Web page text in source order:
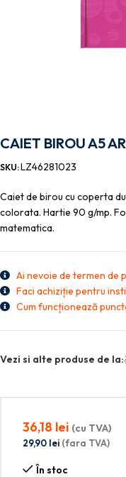
CAIET BIROU A5
SKU:LZ46281023
Caiet de birou cu coperta
colorata. Hartie 90 g/mp.
matematica.
Ai nevoie de termen de
Faci achiziție pentru
Cum funcționează
Vezi si alte produse de la:
36,18 lei (cu TVA)
29,90 lei (fara TVA)
În stoc